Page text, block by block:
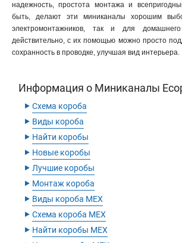
надежность, простота монтажа и
быть, делают эти миниканалы хорошим
электромонтажников, так и для
действительно, с их помощью можно просто
сохранность в проводке, улучшая вид интерьера.
Информация о Миниканалы
‣ Схема короба
‣ Виды короба
‣ Найти коробы
‣ Новые коробы
‣ Лучшие коробы
‣ Монтаж короба
‣ Виды короба MEX
‣ Схема короба MEX
‣ Найти коробы MEX